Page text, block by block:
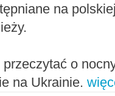
na
o
na Ukrainie.